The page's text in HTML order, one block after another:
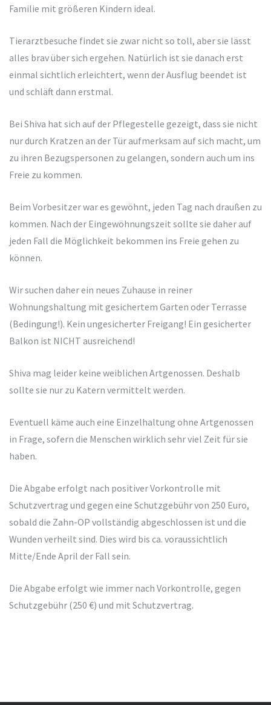
Familie mit größeren Kindern ideal.
Tierarztbesuche findet sie zwar nicht so toll, aber sie lässt
alles brav über sich ergehen. Natürlich ist sie danach erst
einmal sichtlich erleichtert, wenn der Ausflug beendet ist
und schläft dann erstmal.
Bei Shiva hat sich auf der Pflegestelle gezeigt, dass sie nicht
nur durch Kratzen an der Tür aufmerksam auf sich macht, um
zu ihren Bezugspersonen zu gelangen, sondern auch um ins
Freie zu kommen.
Beim Vorbesitzer war es gewöhnt, jeden Tag nach draußen zu
kommen. Nach der Eingewöhnungszeit sollte sie daher auf
jeden Fall die Möglichkeit bekommen ins Freie gehen zu
können.
Wir suchen daher ein neues Zuhause in reiner
Wohnungshaltung mit gesichertem Garten oder Terrasse
(Bedingung!). Kein ungesicherter Freigang! Ein gesicherter
Balkon ist NICHT ausreichend!
Shiva mag leider keine weiblichen Artgenossen. Deshalb
sollte sie nur zu Katern vermittelt werden.
Eventuell käme auch eine Einzelhaltung ohne Artgenossen
in Frage, sofern die Menschen wirklich sehr viel Zeit für sie
haben.
Die Abgabe erfolgt nach positiver Vorkontrolle mit
Schutzvertrag und gegen eine Schutzgebühr von 250 Euro,
sobald die Zahn-OP vollständig abgeschlossen ist und die
Wunden verheilt sind. Dies wird bis ca. voraussichtlich
Mitte/Ende April der Fall sein.
Die Abgabe erfolgt wie immer nach Vorkontrolle, gegen
Schutzgebühr (250 €) und mit Schutzvertrag.